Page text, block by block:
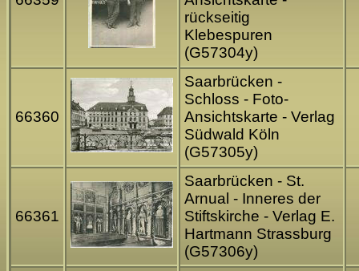
rückseitig
Klebespuren
(G57304y)
66360
Saarbrücken -
Schloss - Foto-
Ansichtskarte - Verlag
Südwald Köln
(G57305y)
66361
Saarbrücken - St.
Arnual - Inneres der
Stiftskirche - Verlag E.
Hartmann Strassburg
(G57306y)